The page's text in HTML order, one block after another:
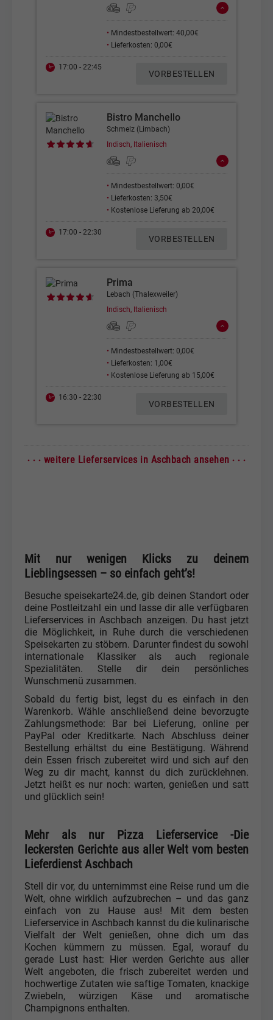
• Mindestbestellwert: 40,00€
• Lieferkosten: 0,00€
17:00 - 22:45
VORBESTELLEN
Bistro Manchello
Schmelz (Limbach)
Indisch, Italienisch
• Mindestbestellwert: 0,00€
• Lieferkosten: 3,50€
• Kostenlose Lieferung ab 20,00€
17:00 - 22:30
VORBESTELLEN
Prima
Lebach (Thalexweiler)
Indisch, Italienisch
• Mindestbestellwert: 0,00€
• Lieferkosten: 1,00€
• Kostenlose Lieferung ab 15,00€
16:30 - 22:30
VORBESTELLEN
· · · weitere Lieferservices in Aschbach ansehen · · ·
Mit nur wenigen Klicks zu deinem
Lieblingsessen – so einfach geht’s!
Besuche speisekarte24.de, gib deinen Standort oder
deine Postleitzahl ein und lasse dir alle verfügbaren
Lieferservices in Aschbach anzeigen. Du hast jetzt
die Möglichkeit, in Ruhe durch die verschiedenen
Speisekarten zu stöbern. Darunter findest du sowohl
internationale Klassiker als auch regionale
Spezialitäten. Stelle dir dein persönliches
Wunschmenü zusammen.
Sobald du fertig bist, legst du es einfach in den
Warenkorb. Wähle anschließend deine bevorzugte
Zahlungsmethode: Bar bei Lieferung, online per
PayPal oder Kreditkarte. Nach Abschluss deiner
Bestellung erhältst du eine Bestätigung. Während
dein Essen frisch zubereitet wird und sich auf den
Weg zu dir macht, kannst du dich zurücklehnen.
Jetzt heißt es nur noch: warten, genießen und satt
und glücklich sein!
Mehr als nur Pizza Lieferservice -Die
leckersten Gerichte aus aller Welt vom besten
Lieferdienst Aschbach
Stell dir vor, du unternimmst eine Reise rund um die
Welt, ohne wirklich aufzubrechen – und das ganz
einfach von zu Hause aus! Mit dem besten
Lieferservice in Aschbach kannst du die kulinarische
Vielfalt der Welt genießen, ohne dich um das
Kochen kümmern zu müssen. Egal, worauf du
gerade Lust hast: Hier werden Gerichte aus aller
Welt angeboten, die frisch zubereitet werden und
hochwertige Zutaten wie saftige Tomaten, knackige
Zwiebeln, würzigen Käse und aromatische
Champignons enthalten.